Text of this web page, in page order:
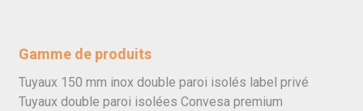
Gamme de produits
Tuyaux 150 mm inox double paroi isolés label privé
Tuyaux double paroi isolées Convesa premium